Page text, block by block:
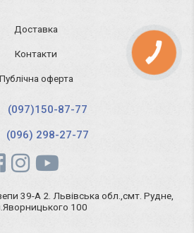
Доставка
Контакти
Публічна оферта
(097)150-87-77
(096) 298-27-77
39-А 2. Львівська обл.,смт. Рудне,
100
КНОПКА
ЗВ'ЯЗКУ